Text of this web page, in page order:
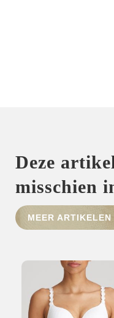
Deze
misschien
MEER